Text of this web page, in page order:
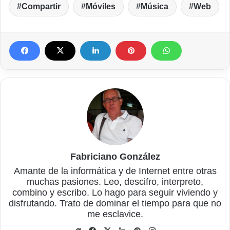
Compartir Móviles Música Web
Fabriciano González
Amante de la informática y de Internet entre otras
muchas pasiones. Leo, descifro, interpreto,
combino y escribo. Lo hago para seguir viviendo y
disfrutando. Trato de dominar el tiempo para que no
me esclavice.